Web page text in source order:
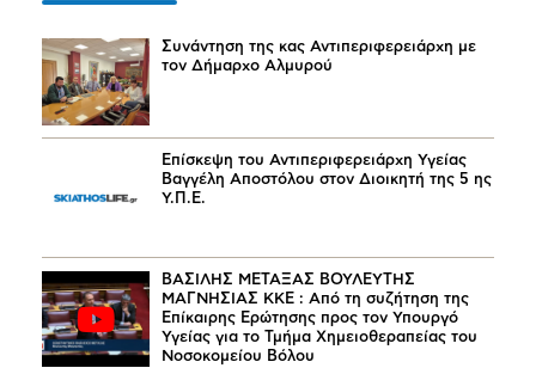
Συνάντηση της κας Αντιπεριφερειάρχη με
τον Δήμαρχο Αλμυρού
Επίσκεψη του Αντιπεριφερειάρχη Υγείας
Βαγγέλη Αποστόλου στον Διοικητή της 5 ης
Υ.Π.Ε.
ΒΑΣΙΛΗΣ ΜΕΤΑΞΑΣ ΒΟΥΛΕΥΤΗΣ
ΜΑΓΝΗΣΙΑΣ ΚΚΕ : Από τη συζήτηση της
Επίκαιρης Ερώτησης προς τον Υπουργό
Υγείας για το Τμήμα Χημειοθεραπείας του
Νοσοκομείου Βόλου